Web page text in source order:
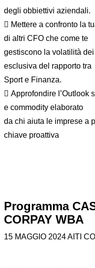
degli obbiettivi aziendali.
 Mettere a confronto la
di altri CFO che come te
gestiscono la volatilità
esclusiva del rapporto tra
Sport e Finanza.
 Approfondire l’Outlook
e commodity elaborato
da chi aiuta le imprese a
chiave proattiva
Programma
CORPAY WBA
15 MAGGIO 2024 AITI